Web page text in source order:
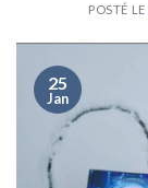
POSTÉ LE
25
Jan